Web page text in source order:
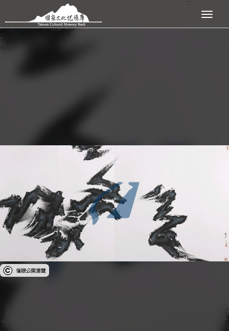
跳到主要內容區塊 展開選單
:::
受著作權法保護-僅限於本平台有限度公開瀏覽